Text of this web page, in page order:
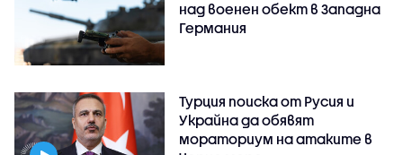
над военен обект в Западна
Германия
Турция поиска от Русия и
Украйна да обявят
мораториум на атаките в